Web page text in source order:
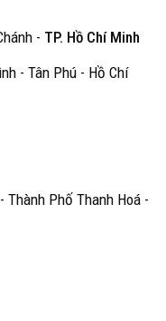
- TP. Hồ Chí Minh
- Tân Phú - Hồ Chí
Thành Phố Thanh Hoá -